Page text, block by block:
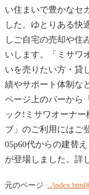
い住まいで豊かなセ
した。ゆとりある快
しご自宅の売却や住
いします。「ミサワ
いを売りたい方・貸
績やサポート体制な
ページ上のバーから
ック!ミサワオーナ
ブ」のご利用にはご
05p60代からの建替
が登場しました。詳
元のページ ../